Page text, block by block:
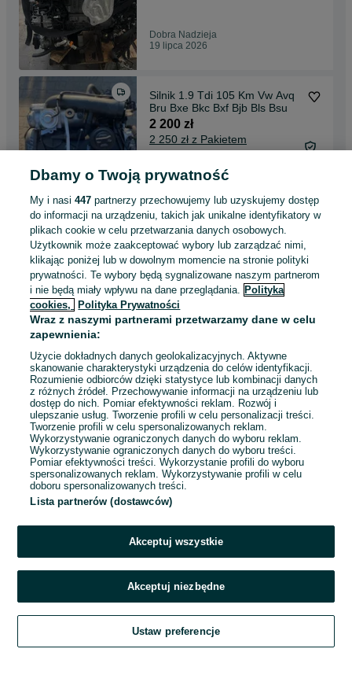
Dobra Nadzieja
19 lipca 2026
Silnik 1.9 Tdi 105 Km Vw Avq
Bru Bxe Bkc Bxf Bjb Bls Bsu
2 200 zł
2 250 zł z Pakietem
Dobra Nadzieja
19 lipca 2026
silnik 2.0hdi 136 km citroen
jumpy scudo rhk rhg rhl rh01
rhj
2 200 zł
2 250 zł z Pakietem
Ochronnym
Dobra Nadzieja
19 lipca 2026
1 2 3 ... 6
Zadzwoń / SMS
Szukaj Obserwujesz Dodaj Czat Konto
Dbamy o Twoją prywatność
My i nasi447 partnerzy przechowujemy lub uzyskujemy dostęp
do informacji na urządzeniu, takich jak unikalne identyfikatory w
plikach cookie w celu przetwarzania danych osobowych.
Użytkownik może zaakceptować wybory lub zarządzać nimi,
klikając poniżej lub w dowolnym momencie na stronie polityki
prywatności. Te wybory będą sygnalizowane naszym partnerom
i nie będą miały wpływu na dane przeglądania. Polityka
cookies,
Polityka Prywatności
Wraz z naszymi partnerami przetwarzamy dane w celu
zapewnienia:
Użycie dokładnych danych geolokalizacyjnych. Aktywne
skanowanie charakterystyki urządzenia do celów identyfikacji.
Rozumienie odbiorców dzięki statystyce lub kombinacji danych
z różnych źródeł. Przechowywanie informacji na urządzeniu lub
dostęp do nich. Pomiar efektywności reklam. Rozwój i
ulepszanie usług. Tworzenie profili w celu personalizacji treści.
Tworzenie profili w celu spersonalizowanych reklam.
Wykorzystywanie ograniczonych danych do wyboru reklam.
Wykorzystywanie ograniczonych danych do wyboru treści.
Pomiar efektywności treści. Wykorzystanie profili do wyboru
spersonalizowanych reklam. Wykorzystywanie profili w celu
doboru spersonalizowanych treści.
Lista partnerów (dostawców)
Akceptuj wszystkie
Akceptuj niezbędne
Ustaw preferencje